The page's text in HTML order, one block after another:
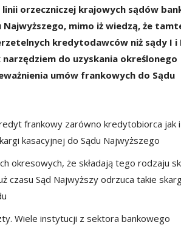
orzeczniczej krajowych sądów
mimo iż wiedzą, że
kredytodawców niż sądy I i
do uzyskania określonego
umów frankowych do Sądu
frankowy zarówno kredytobiorca jak i
kasacyjnej do Sądu Najwyższego
okresowych, że składają tego rodzaju
czasu Sąd Najwyższy odrzuca takie
Wiele instytucji z sektora bankowego